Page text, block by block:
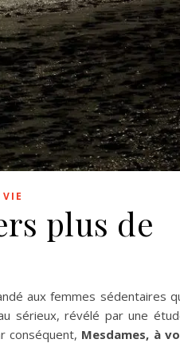
plus de
aux femmes sédentaires
sérieux, révélé par une
conséquent, Mesdames, à